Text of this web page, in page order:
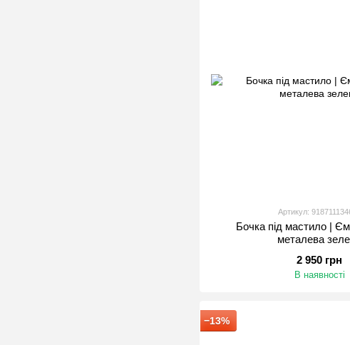
Артикул:
Бочка під мастило |
металева
2 950 грн
В наявності
−13%